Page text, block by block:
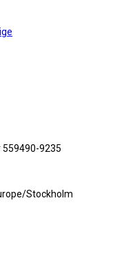
559490-9235
Stockholm